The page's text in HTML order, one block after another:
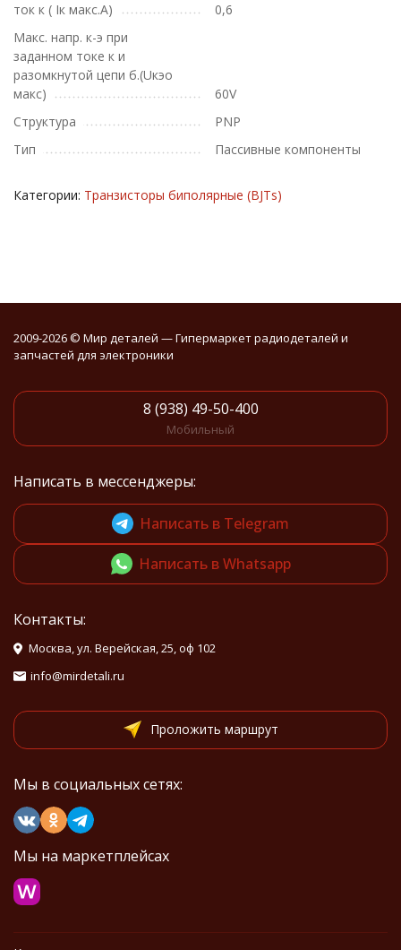
ток к ( Iк макс.А)
0,6
Макс. напр. к-э при
заданном токе к и
разомкнутой цепи б.(Uкэо
макс)
60V
Структура
PNP
Тип
Пассивные компоненты
Категории: Транзисторы биполярные (BJTs)
2009-2026 © Мир деталей — Гипермаркет радиодеталей и
запчастей для электроники
8 (938) 49-50-400
Мобильный
Написать в мессенджеры:
Написать в Telegram
Написать в Whatsapp
Контакты:
Москва, ул. Верейская, 25, оф 102
info@mirdetali.ru
Проложить маршрут
Мы в социальных сетях:
Мы на маркетплейсах